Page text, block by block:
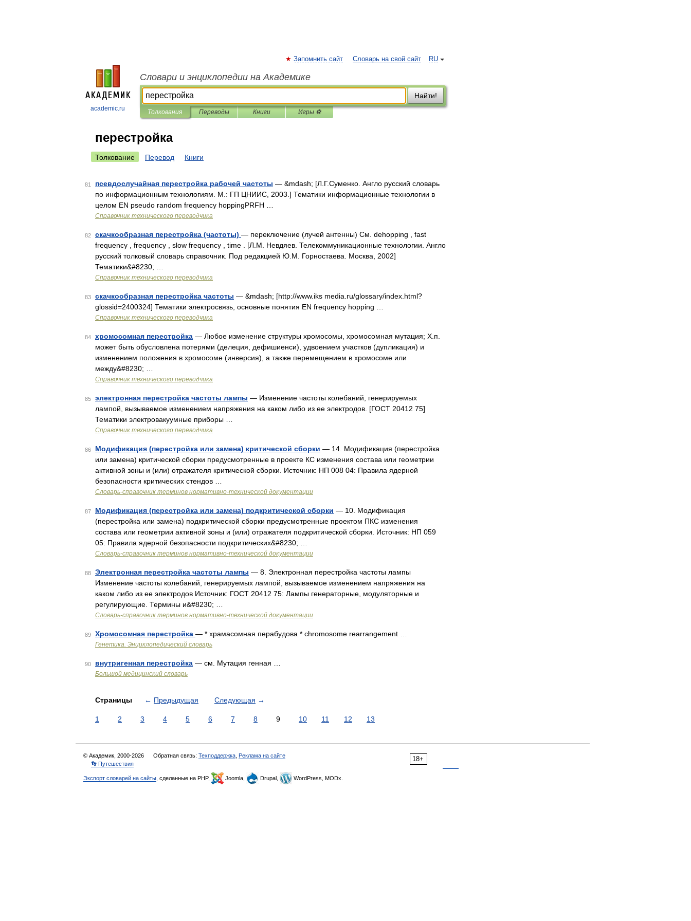
academic.ru
RU
Запомнить сайт Словарь на свой сайт
Словари и энциклопедии на Академике
Найти!
Толкования Переводы Книги Игры ⚽
перестройка
Толкование Перевод Книги
81 псевдослучайная перестройка рабочей частоты — &mdash; [Л.Г.Суменко. Англо русский словарь
по информационным технологиям. М.: ГП ЦНИИС, 2003.] Тематики информационные технологии в
целом EN pseudo random frequency hoppingPRFH …
Справочник технического переводчика
82 скачкообразная перестройка (частоты) — переключение (лучей антенны) См. dehopping , fast
frequency , frequency , slow frequency , time . [Л.М. Невдяев. Телекоммуникационные технологии. Англо
русский толковый словарь справочник. Под редакцией Ю.М. Горностаева. Москва, 2002]
Тематики&#8230; …
Справочник технического переводчика
83 скачкообразная перестройка частоты — &mdash; [http://www.iks media.ru/glossary/index.html?
glossid=2400324] Тематики электросвязь, основные понятия EN frequency hopping …
Справочник технического переводчика
84 хромосомная перестройка — Любое изменение структуры хромосомы, хромосомная мутация; Х.п.
может быть обусловлена потерями (делеция, дефишиенси), удвоением участков (дупликация) и
изменением положения в хромосоме (инверсия), а также перемещением в хромосоме или
между&#8230; …
Справочник технического переводчика
85 электронная перестройка частоты лампы — Изменение частоты колебаний, генерируемых
лампой, вызываемое изменением напряжения на каком либо из ее электродов. [ГОСТ 20412 75]
Тематики электровакуумные приборы …
Справочник технического переводчика
86 Модификация (перестройка или замена) критической сборки — 14. Модификация (перестройка
или замена) критической сборки предусмотренные в проекте КС изменения состава или геометрии
активной зоны и (или) отражателя критической сборки. Источник: НП 008 04: Правила ядерной
безопасности критических стендов …
Словарь-справочник терминов нормативно-технической документации
87 Модификация (перестройка или замена) подкритической сборки — 10. Модификация
(перестройка или замена) подкритической сборки предусмотренные проектом ПКС изменения
состава или геометрии активной зоны и (или) отражателя подкритической сборки. Источник: НП 059
05: Правила ядерной безопасности подкритических&#8230; …
Словарь-справочник терминов нормативно-технической документации
88 Электронная перестройка частоты лампы — 8. Электронная перестройка частоты лампы
Изменение частоты колебаний, генерируемых лампой, вызываемое изменением напряжения на
каком либо из ее электродов Источник: ГОСТ 20412 75: Лампы генераторные, модуляторные и
регулирующие. Термины и&#8230; …
Словарь-справочник терминов нормативно-технической документации
89 Хромосомная перестройка — * храмасомная перабудова * chromosomе rearrangement …
Генетика. Энциклопедический словарь
90 внутригенная перестройка — см. Мутация генная …
Большой медицинский словарь
Страницы ← Предыдущая Следующая →
1 2 3 4 5 6 7 8 9 10 11 12 13
18+
© Академик, 2000-2026 Обратная связь: Техподдержка Реклама на сайте
👣 Путешествия
Экспорт словарей на сайты , сделанные на PHP, Joomla, Drupal, WordPress, MODx.